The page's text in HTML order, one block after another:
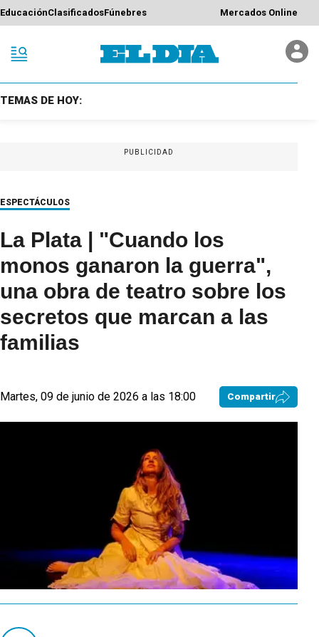
EducaciónClasificadosFúnebres Mercados Online
TEMAS DE HOY:
PUBLICIDAD
ESPECTÁCULOS
La Plata | "Cuando los
monos ganaron la guerra",
una obra de teatro sobre los
secretos que marcan a las
familias
Martes, 09 de junio de 2026 a las 18:00 Compartir